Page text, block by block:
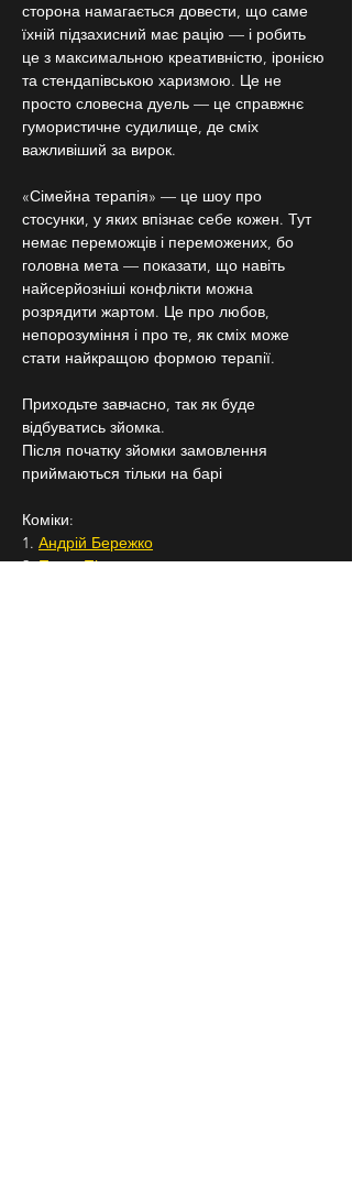
сторона намагається довести, що саме
їхній підзахисний має рацію — і робить
це з максимальною креативністю, іронією
та стендапівською харизмою. Це не
просто словесна дуель — це справжнє
гумористичне судилище, де сміх
важливіший за вирок.
«Сімейна терапія» — це шоу про
стосунки, у яких впізнає себе кожен. Тут
немає переможців і переможених, бо
головна мета — показати, що навіть
найсерйозніші конфлікти можна
розрядити жартом. Це про любов,
непорозуміння і про те, як сміх може
стати найкращою формою терапії.
Приходьте завчасно, так як буде
відбуватись зйомка.
Після початку зйомки замовлення
приймаються тільки на барі
Коміки:
1. Андрій Бережко
2. Паша Пінчук